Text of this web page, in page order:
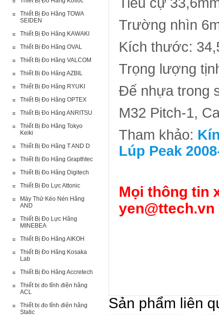
Thiết Bị Đo Hãng TOWA
SEIDEN
Thiết Bị Đo Hãng KAWAKI
Thiết Bị Đo Hãng OVAL
Thiết Bị Đo Hãng VALCOM
Thiết Bị Đo Hãng AZBIL
Thiết Bị Đo Hãng RYUKI
Thiết Bị Đo Hãng OPTEX
Thiết Bị Đo Hãng ANRITSU
Thiết Bị Đo Hãng Tokyo
Keiki
Thiết Bị Đo Hãng T AND D
Thiết Bị Đo Hãng Grapthtec
Thiết Bị Đo Hãng Digitech
Thiết Bị Đo Lực Attonic
Máy Thử Kéo Nén Hãng
AND
Thiết Bị Đo Lực Hãng
MINEBEA
Thiết Bị Đo Hãng AIKOH
Thiết Bị Đo Hãng Kosaka
Lab
Thiết Bị Đo Hãng Accretech
Thiết bị đo tĩnh điện hãng
ACL
Thiết bị đo tĩnh điện hãng
Static
Trường nhìn
Kích thước:
Trọng lượng
Đế nhựa trong
M32 Pitch-1,
Tham khảo:
Lúp Peak
Mọi thông tin
yen@ttech.vn
Sản phẩm liên